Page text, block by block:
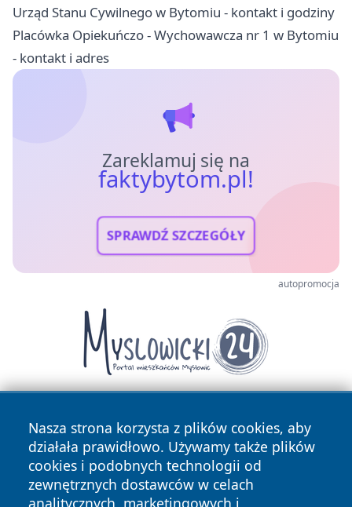
Urząd Stanu Cywilnego w Bytomiu - kontakt i godziny
Placówka Opiekuńczo - Wychowawcza nr 1 w Bytomiu
- kontakt i adres
Zareklamuj się na
faktybytom.pl!
SPRAWDŹ SZCZEGÓŁY
autopromocja
Nasza strona korzysta z plików cookies, aby
działała prawidłowo. Używamy także plików
cookies i podobnych technologii od
zewnętrznych dostawców w celach
analitycznych, marketingowych i